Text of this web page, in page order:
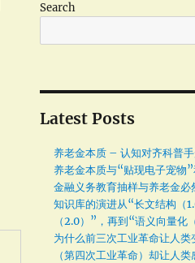
Search
Latest Posts
养老金本质 – 认知对齐科普
养老金本质与“贴现电子宠物
金融义务教育抽样与养老金必
知识库的演进从“长文结构（
（2.0）”，再到“语义向量化
为什么前三次工业革命让人
（第四次工业革命）却让人